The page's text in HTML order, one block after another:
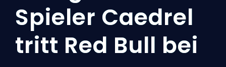
Spieler Caedrel
tritt Red Bull bei